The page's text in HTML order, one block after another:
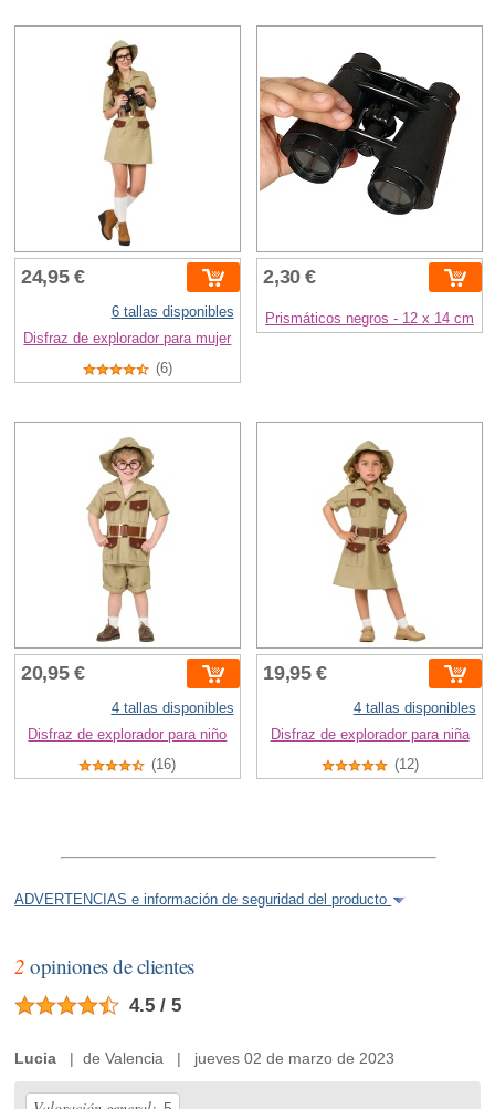
24,95 €
6 tallas disponibles
Disfraz de explorador para mujer
(6)
2,30 €
Prismáticos negros - 12 x 14 cm
20,95 €
4 tallas disponibles
Disfraz de explorador para niño
(16)
19,95 €
4 tallas disponibles
Disfraz de explorador para niña
(12)
ADVERTENCIAS e información de seguridad del producto
2 opiniones de clientes
4.5 / 5
Lucia | de Valencia | jueves 02 de marzo de 2023